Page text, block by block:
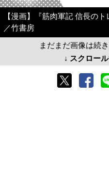
【漫画】『筋肉軍記 信長の
／竹書房
まだまだ画像は続
↓ スクロー